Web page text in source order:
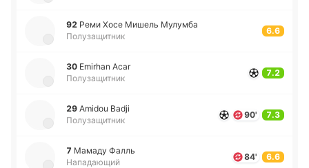
92 Реми Хосе Мишель Му­лу­мба
Полузащитник
6.6
30 Emirhan Acar
Полузащитник
7.2
29 Amidou Badji
Полузащитник
90' 7.3
7 Мамаду Фалль
Нападающий
84' 6.6